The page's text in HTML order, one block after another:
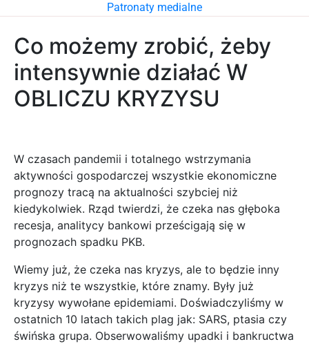
Patronaty medialne
Co możemy zrobić, żeby
intensywnie działać W
OBLICZU KRYZYSU
W czasach pandemii i totalnego wstrzymania
aktywności gospodarczej wszystkie ekonomiczne
prognozy tracą na aktualności szybciej niż
kiedykolwiek. Rząd twierdzi, że czeka nas głęboka
recesja, analitycy bankowi prześcigają się w
prognozach spadku PKB.
Wiemy już, że czeka nas kryzys, ale to będzie inny
kryzys niż te wszystkie, które znamy. Były już
kryzysy wywołane epidemiami. Doświadczyliśmy w
ostatnich 10 latach takich plag jak: SARS, ptasia czy
świńska grupa. Obserwowaliśmy upadki i bankructwa